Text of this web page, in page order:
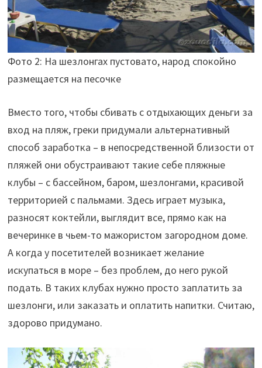
Фото 2: На шезлонгах пустовато, народ спокойно
размещается на песочке
Вместо того, чтобы сбивать с отдыхающих деньги за
вход на пляж, греки придумали альтернативный
способ заработка – в непосредственной близости от
пляжей они обустраивают такие себе пляжные
клубы – с бассейном, баром, шезлонгами, красивой
территорией с пальмами. Здесь играет музыка,
разносят коктейли, выглядит все, прямо как на
вечеринке в чьем-то мажористом загородном доме.
А когда у посетителей возникает желание
искупаться в море – без проблем, до него рукой
подать. В таких клубах нужно просто заплатить за
шезлонги, или заказать и оплатить напитки. Считаю,
здорово придумано.